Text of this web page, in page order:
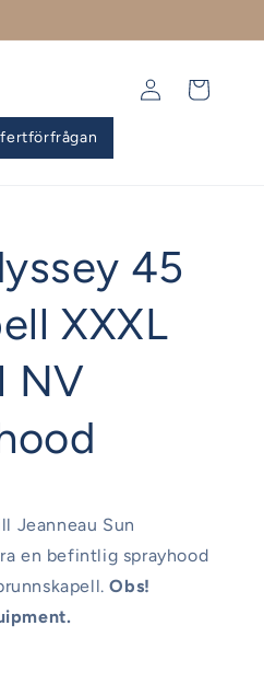
Logga
Varukorg
45
XXXL
NV
Jeanneau Sun
en befintlig sprayhood
Obs!